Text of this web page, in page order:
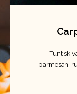
Tunt
parmesan,